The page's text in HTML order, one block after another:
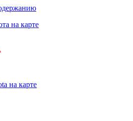
на карте
на карте